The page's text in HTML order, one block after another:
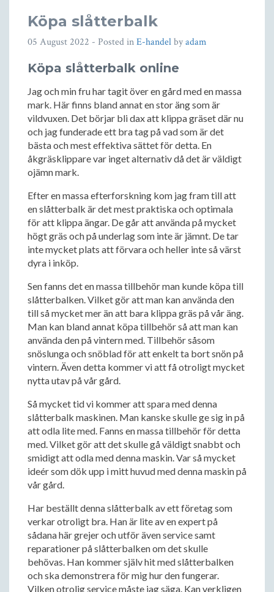
Köpa slåtterbalk
05 August 2022 - Posted inE-handelbyadam
Köpa slåtterbalk online
Jag och min fru har tagit över en gård med en massa
mark. Här finns bland annat en stor äng som är
vildvuxen. Det börjar bli dax att klippa gräset där nu
och jag funderade ett bra tag på vad som är det
bästa och mest effektiva sättet för detta. En
åkgräsklippare var inget alternativ då det är väldigt
ojämn mark.
Efter en massa efterforskning kom jag fram till att
en slåtterbalk är det mest praktiska och optimala
för att klippa ängar. De går att använda på mycket
högt gräs och på underlag som inte är jämnt. De tar
inte mycket plats att förvara och heller inte så värst
dyra i inköp.
Sen fanns det en massa tillbehör man kunde köpa till
slåtterbalken. Vilket gör att man kan använda den
till så mycket mer än att bara klippa gräs på vår äng.
Man kan bland annat köpa tillbehör så att man kan
använda den på vintern med. Tillbehör såsom
snöslunga och snöblad för att enkelt ta bort snön på
vintern. Även detta kommer vi att få otroligt mycket
nytta utav på vår gård.
Så mycket tid vi kommer att spara med denna
slåtterbalk maskinen. Man kanske skulle ge sig in på
att odla lite med. Fanns en massa tillbehör för detta
med. Vilket gör att det skulle gå väldigt snabbt och
smidigt att odla med denna maskin. Var så mycket
ideér som dök upp i mitt huvud med denna maskin på
vår gård.
Har beställt denna slåtterbalk av ett företag som
verkar otroligt bra. Han är lite av en expert på
sådana här grejer och utför även service samt
reparationer på slåtterbalken om det skulle
behövas. Han kommer själv hit med slåtterbalken
och ska demonstrera för mig hur den fungerar.
Vilken otrolig service måste jag säga. Kan verkligen